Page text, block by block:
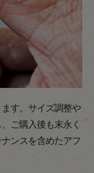
す。サイズ調整や
ご購入後も末永く
ンスを含めたアフ